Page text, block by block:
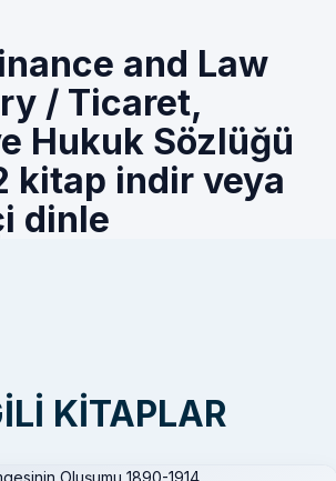
and Law
/ Ticaret,
Hukuk Sözlüğü
kitap indir veya
dinle
KITAPLAR